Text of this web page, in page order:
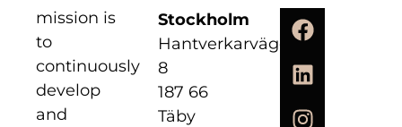
mission is
to
continuously
develop
and
Stockholm
Hantverkarvägen
8
187 66
Täby